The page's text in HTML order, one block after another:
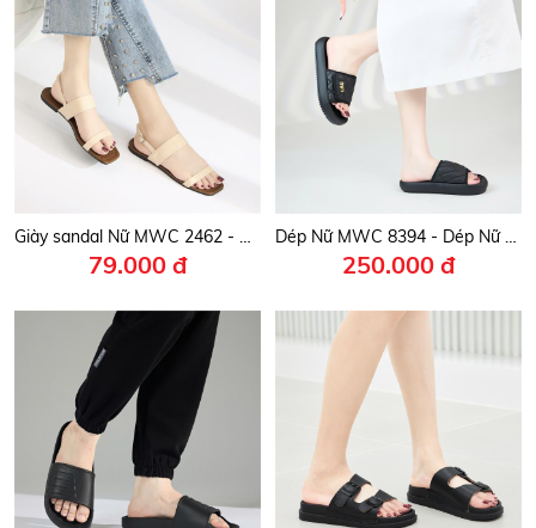
Giày sandal Nữ MWC 2462 - Giày Sandal 2 Quai Ngang Đơn Giản, Sandal Đế Bệt Thanh Lịch, Trẻ Trung.
79.000 đ
Dép Nữ MWC 8394 - Dép Nữ Quai Ngang Bản To Đính Khóa Chữ Phong Cách, Dép Nữ Quai Dán Cài, Đế Đúc Nguyên Khối Năng Động,Trẻ Trung, Thời Trang.
250.000 đ